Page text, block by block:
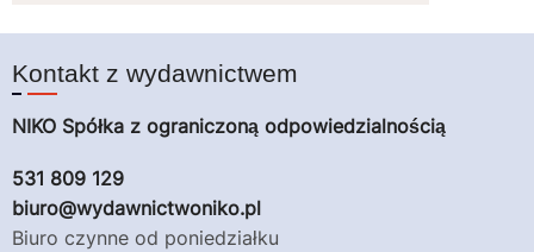
Kontakt z wydawnictwem
NIKO Spółka z ograniczoną odpowiedzialnością
531 809 129
biuro@wydawnictwoniko.pl
Biuro czynne od poniedziałku